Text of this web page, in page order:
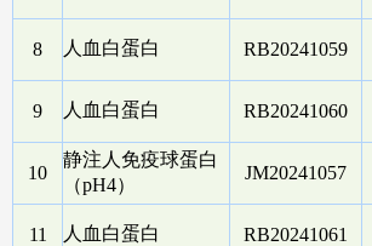
8 人血白蛋白 RB20241059
9 人血白蛋白 RB20241060
10
静注人免疫球蛋白
（pH4）
JM20241057
11 人血白蛋白 RB20241061